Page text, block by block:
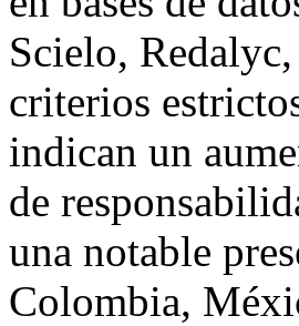
Scielo, Redalyc,
criterios
indican un
de
una notable
Colombia,